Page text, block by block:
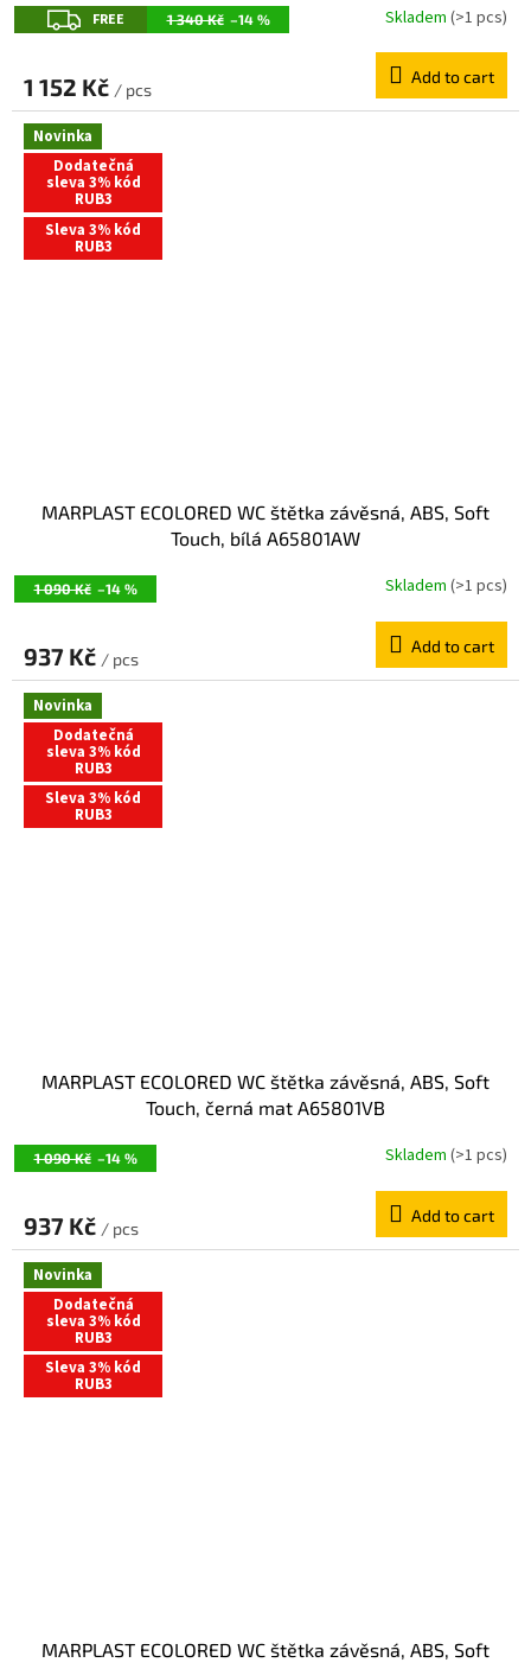
F
E
E
FREE 1 340 Kč –14 % Skladem (>1 pcs)
1 152 Kč / pcs
Add to cart
Novinka
Dodatečná
sleva 3% kód
RUB3
Sleva 3% kód
RUB3
1 090 Kč –14 %
MARPLAST ECOLORED WC štětka závěsná, ABS, Soft
Touch, bílá A65801AW
Skladem (>1 pcs)
937 Kč / pcs
Add to cart
Novinka
Dodatečná
sleva 3% kód
RUB3
Sleva 3% kód
RUB3
1 090 Kč –14 %
MARPLAST ECOLORED WC štětka závěsná, ABS, Soft
Touch, černá mat A65801VB
Skladem (>1 pcs)
937 Kč / pcs
Add to cart
Novinka
Dodatečná
sleva 3% kód
RUB3
Sleva 3% kód
RUB3
MARPLAST ECOLORED WC štětka závěsná, ABS, Soft